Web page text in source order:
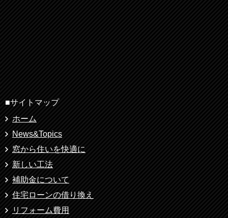
■サイトマップ
ホーム
News&Topics
窓から住いを快適に
新しい工法
補助金について
住宅ローンの借り換え
リフォーム費用